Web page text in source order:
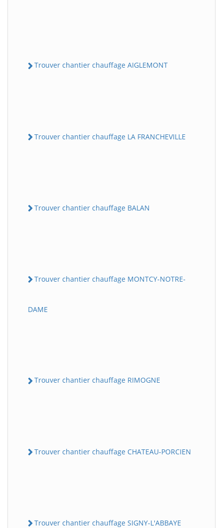
Trouver chantier chauffage AIGLEMONT
Trouver chantier chauffage LA FRANCHEVILLE
Trouver chantier chauffage BALAN
Trouver chantier chauffage MONTCY-NOTRE-
DAME
Trouver chantier chauffage RIMOGNE
Trouver chantier chauffage CHATEAU-PORCIEN
Trouver chantier chauffage SIGNY-L'ABBAYE